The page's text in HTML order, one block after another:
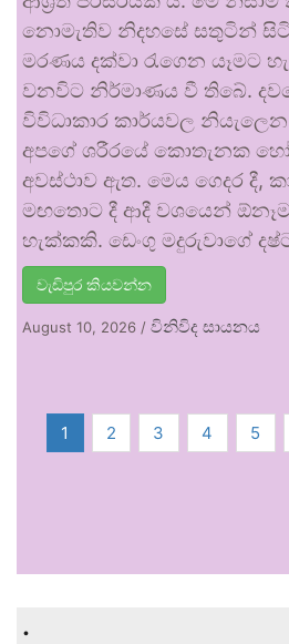
නොමැතිව නිදහසේ සතුටින්
මරණය දක්වා රැගෙන යෑමට
වනවිට නිර්මාණය වී තිබේ.
විවිධාකාර කාර්යවල
අපගේ ශරීරයේ කොතැනක
අවස්ථාව ඇත. මෙය ගෙදර දී,
මඟතොට දී ආදී වශයෙන්
හැක්කකි. ඩෙංගු මදුරුවාගේ
වැඩිපුර කියවන්න
August 10, 2026 / විනිවිද සායනය
1 2 3 4 5
.